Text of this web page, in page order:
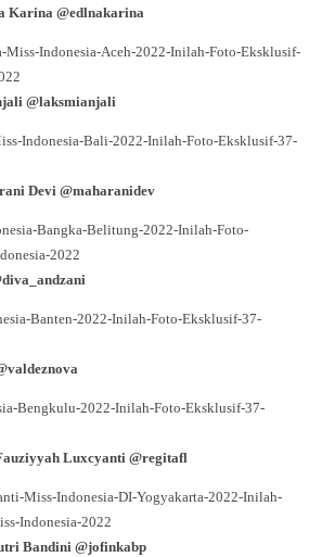
Karina @edlnakarina
@laksmianjali
Devi @maharanidev
Luxcyanti @regitafl
Bandini @jofinkabp